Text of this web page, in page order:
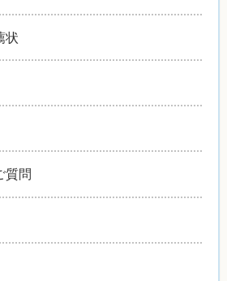
状
質問